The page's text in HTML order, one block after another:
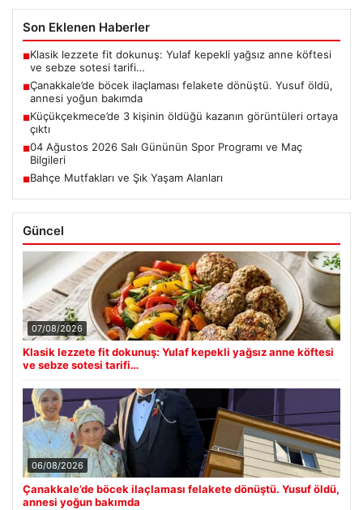
Son Eklenen Haberler
■Klasik lezzete fit dokunuş: Yulaf kepekli yağsız anne köftesi
ve sebze sotesi tarifi…
■Çanakkale’de böcek ilaçlaması felakete dönüştü. Yusuf öldü,
annesi yoğun bakımda
■Küçükçekmece’de 3 kişinin öldüğü kazanın görüntüleri ortaya
çıktı
■04 Ağustos 2026 Salı Gününün Spor Programı ve Maç
Bilgileri
■Bahçe Mutfakları ve Şık Yaşam Alanları
Güncel
07/08/2026
Klasik lezzete fit dokunuş: Yulaf kepekli yağsız anne köftesi
ve sebze sotesi tarifi…
06/08/2026
Çanakkale’de böcek ilaçlaması felakete dönüştü. Yusuf öldü,
annesi yoğun bakımda